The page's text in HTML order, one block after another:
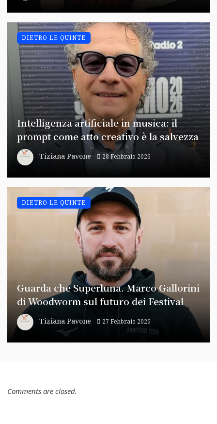
Intelligenza artificiale in musica: il
prompt come atto creativo è la salvezza
Tiziana Pavone 28 Febbraio 2026
DIETRO LE QUINTE
Guarda che Superluna. Marco Gallorini
di Woodworm sul futuro dei Festival
Tiziana Pavone 27 Febbraio 2026
DIETRO LE QUINTE
Comments are closed.